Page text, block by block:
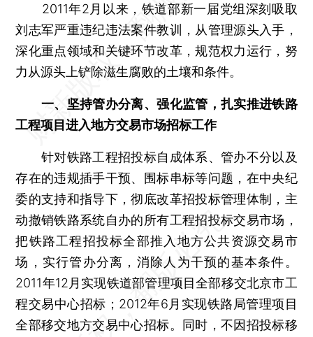
2011年2月以来，铁道部新一届党组深刻吸取
刘志军严重违纪违法案件教训，从管理源头入手，
深化重点领域和关键环节改革，规范权力运行，努
力从源头上铲除滋生腐败的土壤和条件。
一、坚持管办分离、强化监管，扎实推进铁路
工程项目进入地方交易市场招标工作
针对铁路工程招投标自成体系、管办不分以及
存在的违规插手干预、围标串标等问题，在中央纪
委的支持和指导下，彻底改革招投标管理体制，主
动撤销铁路系统自办的所有工程招投标交易市场，
把铁路工程招投标全部推入地方公共资源交易市
场，实行管办分离，消除人为干预的基本条件。
2011年12月实现铁道部管理项目全部移交北京市工
程交易中心招标；2012年6月实现铁路局管理项目
全部移交地方交易中心招标。同时，不因招投标移